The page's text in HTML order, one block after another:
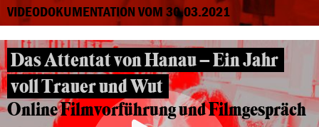
VIDEODOKUMENTATION VOM 30.03.2021
Das Attentat von Hanau – Ein Jahr
voll Trauer und Wut
Online Filmvorführung und Filmgespräch